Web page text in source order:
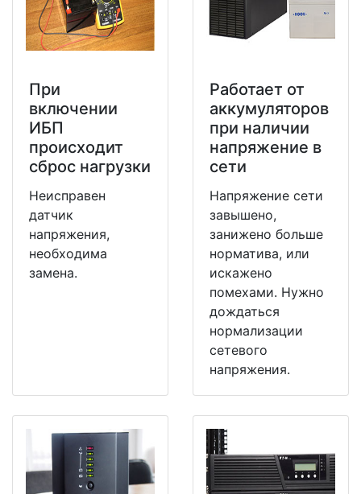
При
включении
ИБП
происходит
сброс нагрузки
Неисправен
датчик
напряжения,
необходима
замена.
Работает от
аккумуляторов
при наличии
напряжение в
сети
Напряжение сети
завышено,
занижено больше
норматива, или
искажено
помехами. Нужно
дождаться
нормализации
сетевого
напряжения.